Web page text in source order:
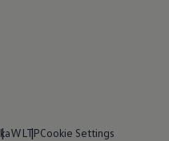
WLTPCookie Settings